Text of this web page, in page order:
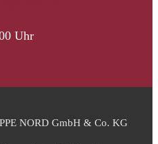
Uhr
NORD GmbH & Co. KG